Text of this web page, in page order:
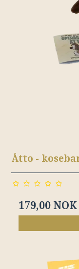
Åtto -
179,00 NOK